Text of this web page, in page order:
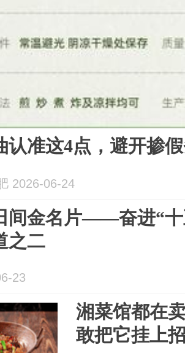
认准这4点，避开掺
2026-06-24
间金名片——奋进“十
之二
23
湘菜馆都在
敢把它挂上